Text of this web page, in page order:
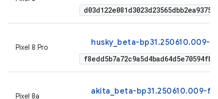
Pixel 8 Pro husky_beta-bp31.250610.009-
Pixel 8a akita_beta-bp31.250610.009-